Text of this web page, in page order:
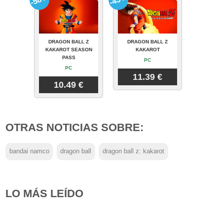
DRAGON BALL Z
KAKAROT SEASON
PASS
PC
10.49 €
DRAGON BALL Z
KAKAROT
PC
11.39 €
OTRAS NOTICIAS SOBRE:
bandai namco dragon ball dragon ball z: kakarot
LO MÁS LEÍDO